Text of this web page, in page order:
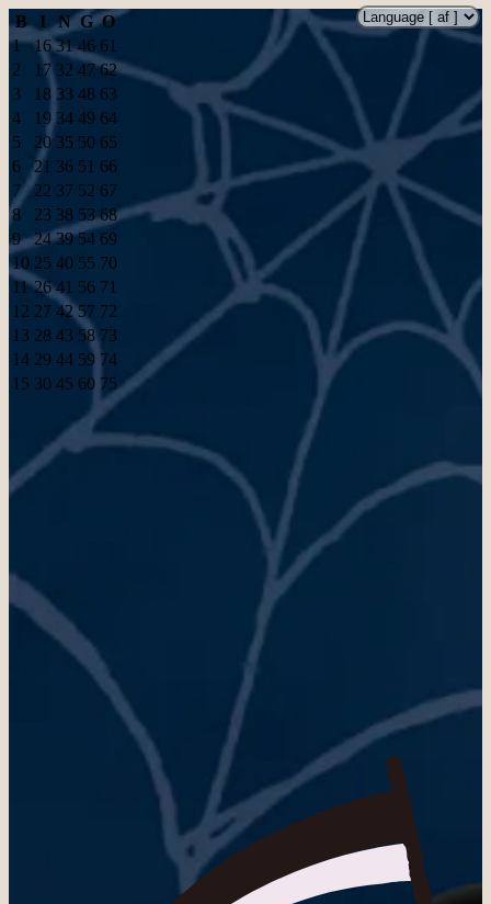
B I N G O
1
16 31 46 61
2
17 32 47 62
3
18 33 48 63
4
19 34 49 64
5
20 35 50 65
6
21 36 51 66
7
22 37 52 67
8
23 38 53 68
9
24 39 54 69
10 25 40 55 70
11 26 41 56 71
12 27 42 57 72
13 28 43 58 73
14 29 44 59 74
15 30 45 60 75